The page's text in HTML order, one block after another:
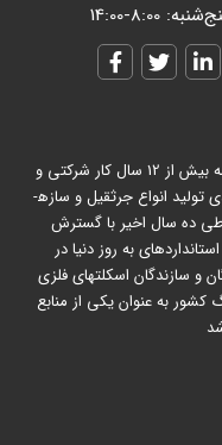
8:00-14:00
دفتر طراحی و مهندسی شرکت نیروتوان با رزومه بیش از 12 سال کار شرکتی و
حضور پرسنل مجرب با سوابق درخشان، توانمندی تولید انواع جرثقیل و سازه­
ده سال اخیر با گسترش
به روز دنیا در
و سازندگان اسکلت­های فلزی
به عنوان یکی از منابع